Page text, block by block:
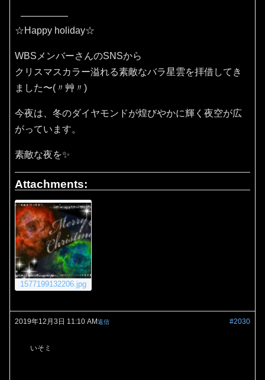
☆Happy holiday☆
WBSメンバーさんのSNSから
クリスマスカラー溢れる素敵なバラ星雲を拝借してき
ました〜(〃艸〃)
今夜は、冬のダイヤモンドが煌びやかに輝く夜空が広
がっています。
素敵な夜を✨
Attachments:
1577199132206.jpg
2019年12月3日 11:10 AM #2030
返信
いそミ